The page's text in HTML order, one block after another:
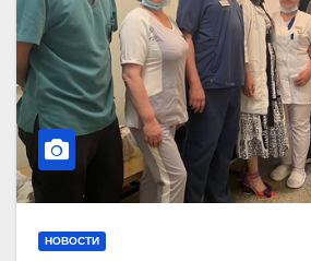
НОВОСТИ